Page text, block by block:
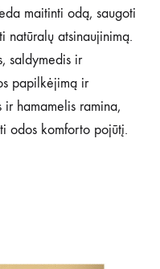
maitinti odą, saugoti
natūralų atsinaujinimą.
saldymedis ir
papilkėjimą ir
hamamelis ramina,
odos komforto pojūtį.